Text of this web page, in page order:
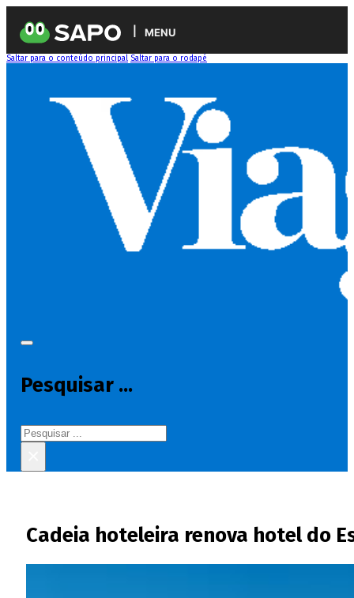
MENU
Saltar para o conteúdo principal Saltar para o rodapé
Pesquisar ...
Pesquisar
Cadeia hoteleira renova hotel do